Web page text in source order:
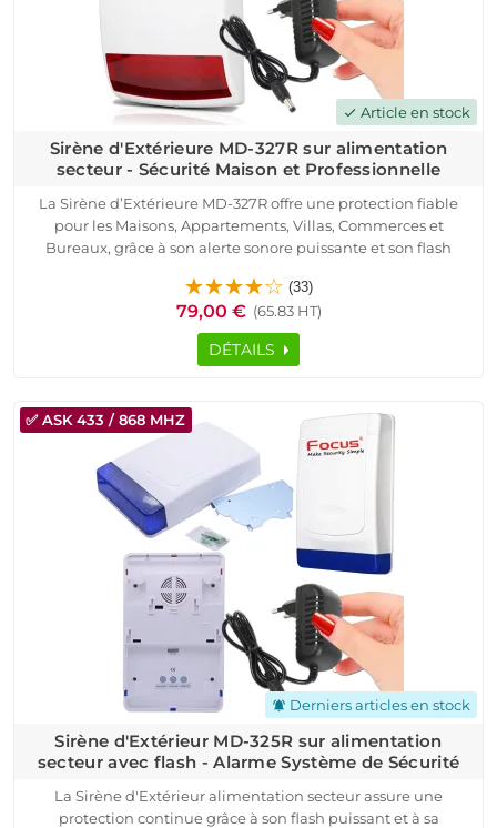
check Article en stock
Sirène d'Extérieure MD-327R sur alimentation
secteur - Sécurité Maison et Professionnelle
La Sirène d’Extérieure MD-327R offre une protection fiable
pour les Maisons, Appartements, Villas, Commerces et
Bureaux, grâce à son alerte sonore puissante et son flash
compatible avec les systèmes connectés Meian, elle garantit
une sécurité continue, même dans les environnements
techniques et les bâtiments industriels.
Équipée d’un système anti-sabotage, d’une technologie radio
surveillance optimale. Son design robuste et ses composants
professionnels en font une solution adaptée aux installations
intérieures comme extérieures, tout en restant simple à
configurer et à appairer.
Cette Sirène d’Extérieure MD-327R protège efficacement tout
espace connecté, sans fil ou filaire, et s’intègre parfaitement
aux installations utilisant une application Android / iOS,
offrant un contrôle à distance fiable et des notifications
instantanées.
(33)
79,00 € (65.83 HT)
DÉTAILS
notifications_active Derniers articles en stock
✅ ASK 433 / 868 MHZ
Sirène d'Extérieur MD-325R sur alimentation
secteur avec flash - Alarme Système de Sécurité
La Sirène d'Extérieur alimentation secteur assure une
protection continue grâce à son flash puissant et à sa